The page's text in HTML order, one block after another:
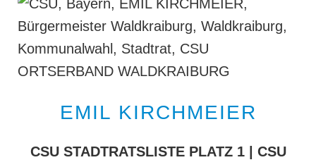
EMIL KIRCHMEIER
CSU STADTRATSLISTE PLATZ 1 | CSU